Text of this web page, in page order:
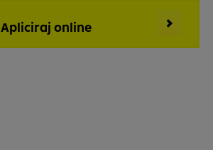
Apliciraj online